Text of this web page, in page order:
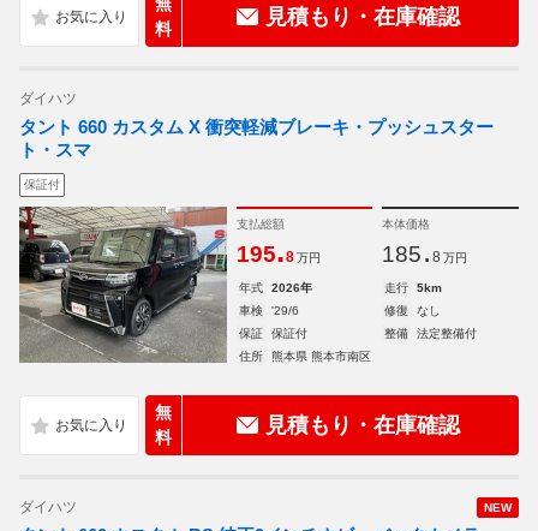
無
料
見積もり・在庫確認
ダイハツ
タント 660 カスタム X 衝突軽減ブレーキ・プッシュスター
ト・スマ
保証付
支払総額
195.8 万円
本体価格
185. 8 万円
年式 2026年 走行
5km
車検
'29/6 修復
なし
保証
保証付 整備
法定整備付
住所
熊本県 熊本市南区
無
料
見積もり・在庫確認
NEW
ダイハツ